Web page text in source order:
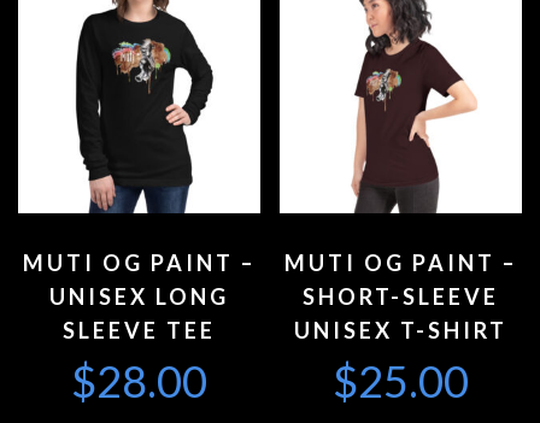
MUTI OG PAINT –
UNISEX LONG
SLEEVE TEE
$28.00
MUTI OG PAINT –
SHORT-SLEEVE
UNISEX T-SHIRT
$25.00